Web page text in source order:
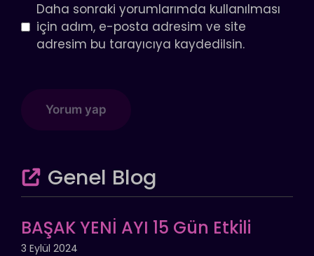
Daha sonraki yorumlarımda kullanılması
için adım, e-posta adresim ve site
adresim bu tarayıcıya kaydedilsin.
Genel Blog
BAŞAK YENİ AYI 15 Gün Etkili
3 Eylül 2024